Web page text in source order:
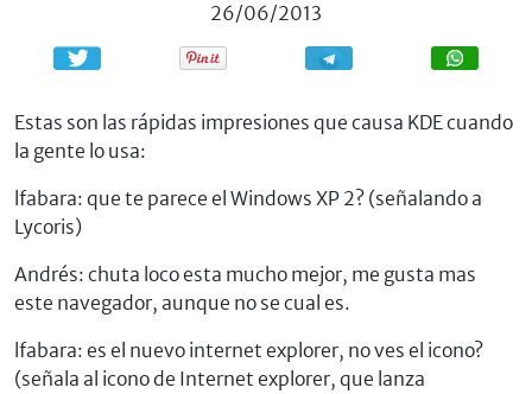
26/06/2013
Compartir Compartir
Estas son las rápidas impresiones que causa KDE cuando
la gente lo usa:
lfabara: que te parece el Windows XP 2? (señalando a
Lycoris)
Andrés: chuta loco esta mucho mejor, me gusta mas
este navegador, aunque no se cual es.
lfabara: es el nuevo internet explorer, no ves el icono?
(señala al icono de Internet explorer, que lanza